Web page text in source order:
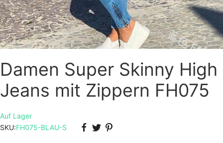
Damen Super Skinny High
Jeans mit Zippern FH075
Auf Lager
SKU:FH075-BLAU-S